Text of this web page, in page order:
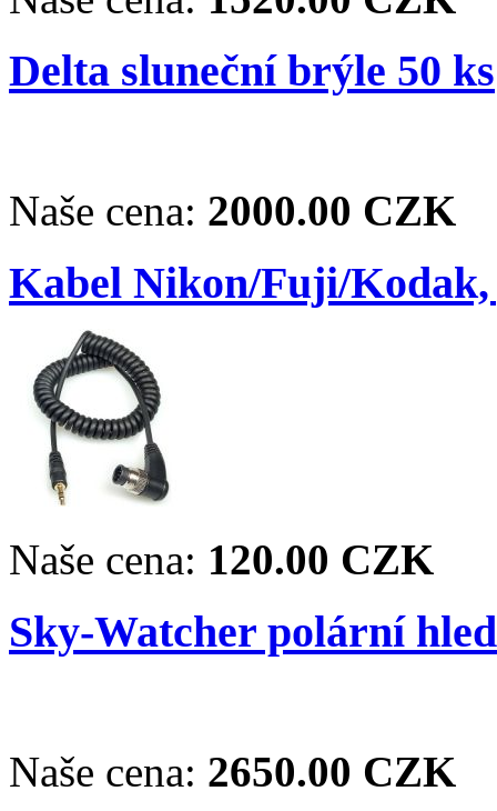
Delta sluneční brýle 50 ks
Naše cena: 2000.00 CZK
Kabel Nikon/Fuji/Kodak,
Naše cena: 120.00 CZK
Sky-Watcher polární
Naše cena: 2650.00 CZK